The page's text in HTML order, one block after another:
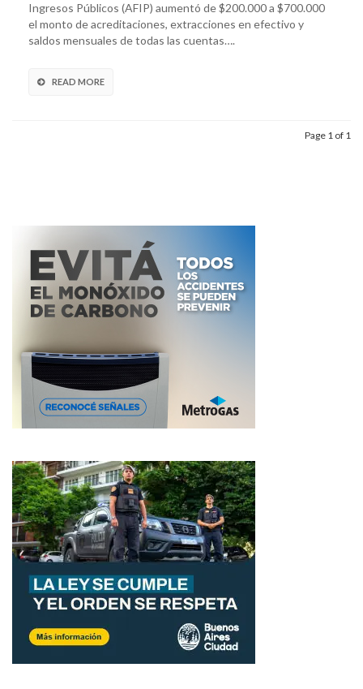
Ingresos Públicos (AFIP) aumentó de $200.000 a $700.000
el monto de acreditaciones, extracciones en efectivo y
saldos mensuales de todas las cuentas….
READ MORE
Page 1 of 1